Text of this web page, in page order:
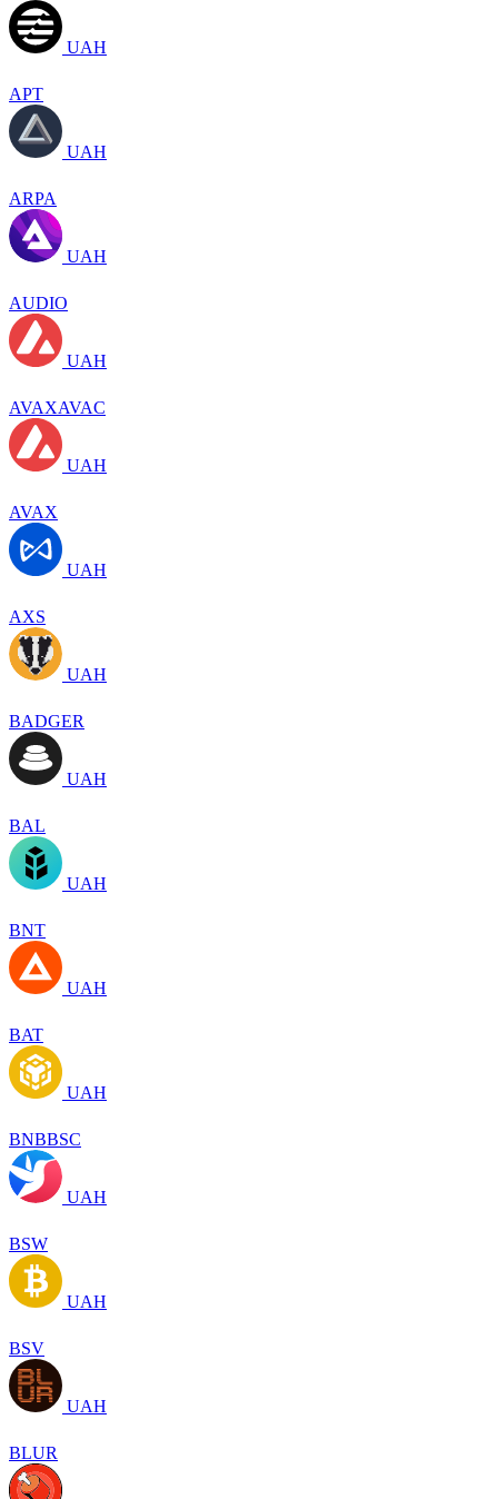
UAH
APT
UAH
ARPA
UAH
AUDIO
UAH
AVAXAVAC
UAH
AVAX
UAH
AXS
UAH
BADGER
UAH
BAL
UAH
BNT
UAH
BAT
UAH
BNBBSC
UAH
BSW
UAH
BSV
UAH
BLUR